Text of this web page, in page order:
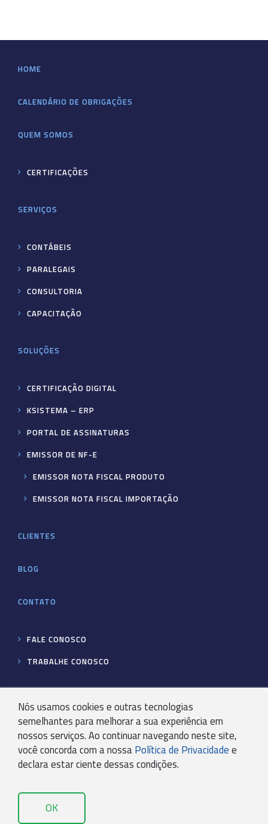
Nós usamos cookies e outras tecnologias
semelhantes para melhorar a sua experiência em
nossos serviços. Ao continuar navegando neste site,
você concorda com a nossa Política de Privacidade e
declara estar ciente dessas condições.
OK
HOME
CALENDÁRIO DE OBRIGAÇÕES
QUEM SOMOS
CERTIFICAÇÕES
SERVIÇOS
CONTÁBEIS
PARALEGAIS
CONSULTORIA
CAPACITAÇÃO
SOLUÇÕES
CERTIFICAÇÃO DIGITAL
KSISTEMA – ERP
PORTAL DE ASSINATURAS
EMISSOR DE NF-E
EMISSOR NOTA FISCAL PRODUTO
EMISSOR NOTA FISCAL IMPORTAÇÃO
CLIENTES
BLOG
CONTATO
FALE CONOSCO
TRABALHE CONOSCO
CARTILHA DE SEGURANÇA DA INFORMAÇÃO
POLÍTICAS DE SEGURANÇA
SOLICITAÇÃO DOS TITULARES